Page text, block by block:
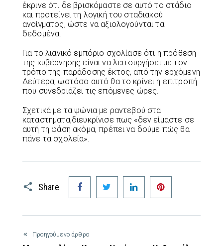
έκρινε ότι δε βρισκόμαστε σε αυτό το στάδιο
και προτείνει τη λογική του σταδιακού
ανοίγματος, ώστε να αξιολογούνται τα
δεδομένα.
Για το λιανικό εμπόριο σχολίασε ότι η πρόθεση
της κυβέρνησης είναι να λειτουργήσει με τον
τρόπο της παράδοσης έκτος, από την ερχόμενη
Δεύτερα, ωστόσο αυτό θα το κρίνει η επιτροπή
που συνεδριάζει τις επόμενες ώρες.
Σχετικά με τα ψώνια με ραντεβού στα
καταστηματα,διευκρίνισε πως «δεν είμαστε σε
αυτή τη φάση ακόμα, πρέπει να δούμε πώς θα
πάνε τα σχολεία».
Share
Facebook Twitter LinkedIn
Προηγούμενο άρθρο